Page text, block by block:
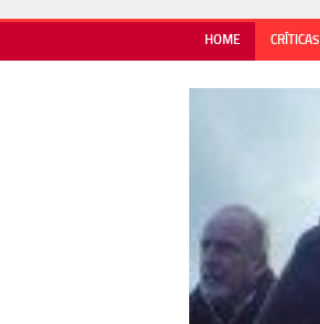
HOME CRÍTICAS